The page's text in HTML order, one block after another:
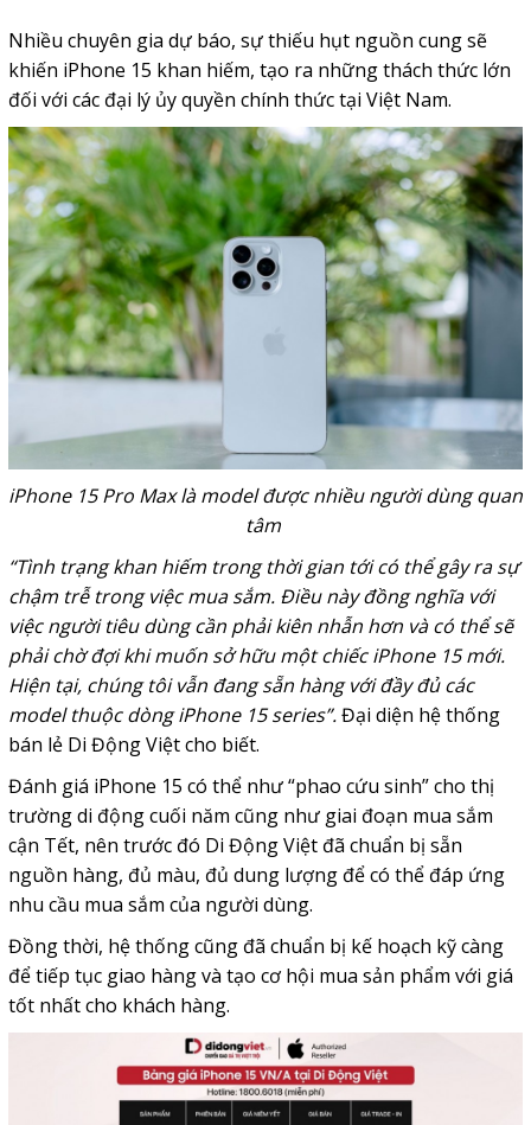
Nhiều chuyên gia dự báo, sự thiếu hụt nguồn cung sẽ
khiến iPhone 15 khan hiếm, tạo ra những thách thức lớn
đối với các đại lý ủy quyền chính thức tại Việt Nam.
iPhone 15 Pro Max là model được nhiều người dùng quan
tâm
“Tình trạng khan hiếm trong thời gian tới có thể gây ra sự
chậm trễ trong việc mua sắm. Điều này đồng nghĩa với
việc người tiêu dùng cần phải kiên nhẫn hơn và có thể sẽ
phảichờ đợi khi muốn sở hữu một chiếc iPhone 15 mới.
Hiện tại, chúng tôi vẫn đang sẵn hàng với đầy đủ các
model thuộc dòng iPhone 15 series”.Đại diện hệ thống
bán lẻ Di Động Việt cho biết.
Đánh giá iPhone 15 có thể như “phao cứu sinh” cho thị
trường di động cuối năm cũng như giai đoạn mua sắm
cận Tết, nên trước đó Di Động Việt đã chuẩn bị sẵn
nguồn hàng, đủ màu, đủ dung lượng để có thể đáp ứng
nhu cầu mua sắm của người dùng.
Đồng thời, hệ thống cũng đã chuẩn bị kế hoạch kỹ càng
để tiếp tục giao hàng và tạo cơ hội mua sản phẩm với giá
tốt nhất cho khách hàng.